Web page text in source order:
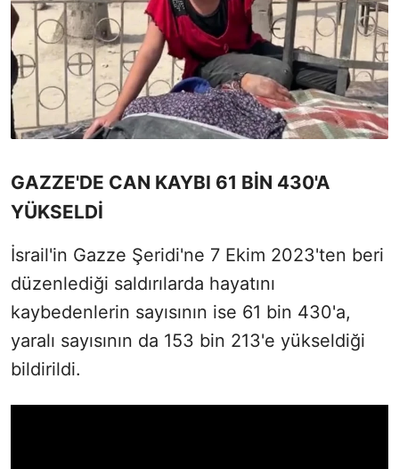
GAZZE'DE CAN KAYBI 61 BİN 430'A
YÜKSELDİ
İsrail'in Gazze Şeridi'ne 7 Ekim 2023'ten beri
düzenlediği saldırılarda hayatını
kaybedenlerin sayısının ise 61 bin 430'a,
yaralı sayısının da 153 bin 213'e yükseldiği
bildirildi.